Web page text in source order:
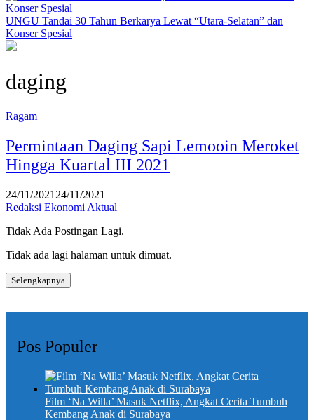
UNGU Tandai 30 Tahun Berkarya Lewat “Utara-Selatan” dan
Konser Spesial
daging
Ragam
Permintaan Daging Sapi Lemooin Meroket
Hingga Kuartal III 2021
24/11/2021 24/11/2021
Redaksi Ekonomi Aktual
Tidak Ada Postingan Lagi.
Tidak ada lagi halaman untuk dimuat.
Selengkapnya
Pos Populer
Film ‘Na Willa’ Masuk Netflix, Angkat Cerita Tumbuh
Kembang Anak di Surabaya